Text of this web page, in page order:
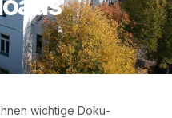
wich­ti­ge Doku­